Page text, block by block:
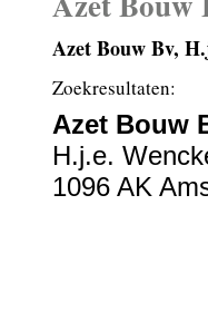
Azet Bouw Bv,
Zoekresultaten:
Azet Bouw
H.j.e.
1096 AK